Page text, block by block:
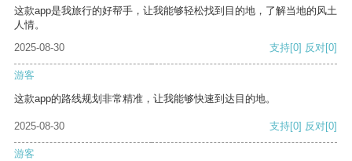
这款app是我旅行的好帮手，让我能够轻松找到目的地，了解当地的风土
人情。
2025-08-30
支持[0] 反对[0]
游客
这款app的路线规划非常精准，让我能够快速到达目的地。
2025-08-30 支持[0] 反对[0]
游客